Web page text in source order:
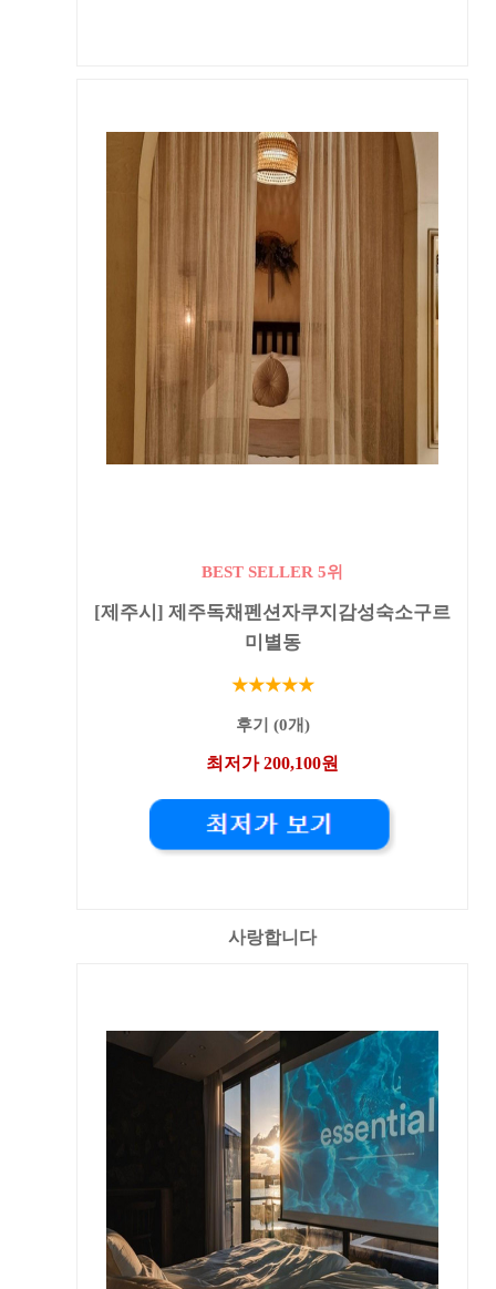
BEST SELLER 5위
[제주시] 제주독채펜션자쿠지감성숙소구르
미별동
★★★★★
후기 (0개)
최저가 200,100원
사랑합니다